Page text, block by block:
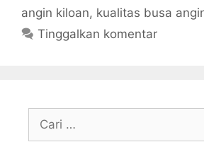
angin kiloan, kualitas busa
Tinggalkan komentar
Cari